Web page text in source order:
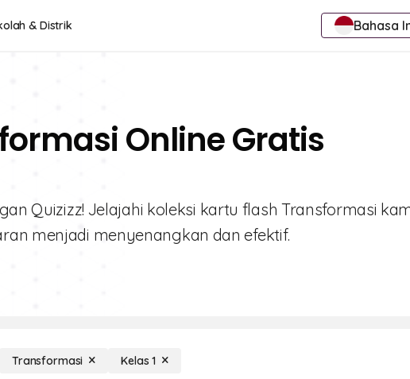
& Distrik Bahasa
Online Gratis
Quizizz! Jelajahi koleksi kartu flash Transformasi
menjadi menyenangkan dan efektif.
Transformasi Kelas 1